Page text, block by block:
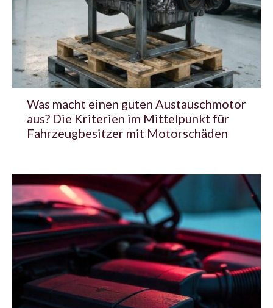
Was macht einen guten Austauschmotor
aus? Die Kriterien im Mittelpunkt für
Fahrzeugbesitzer mit Motorschäden